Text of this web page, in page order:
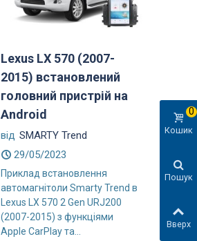
Lexus LX 570 (2007-
2015) встановлений
головний пристрій на
Android
від SMARTY Trend
29/05/2023
Приклад встановлення
автомагнітоли Smarty Trend в
Lexus LX 570 2 Gen URJ200
(2007-2015) з функціями
Apple CarPlay та...
Кошик
0
Пошук
Вверх